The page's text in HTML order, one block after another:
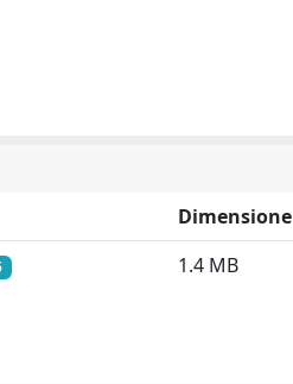
Dimensione
1.4 MB